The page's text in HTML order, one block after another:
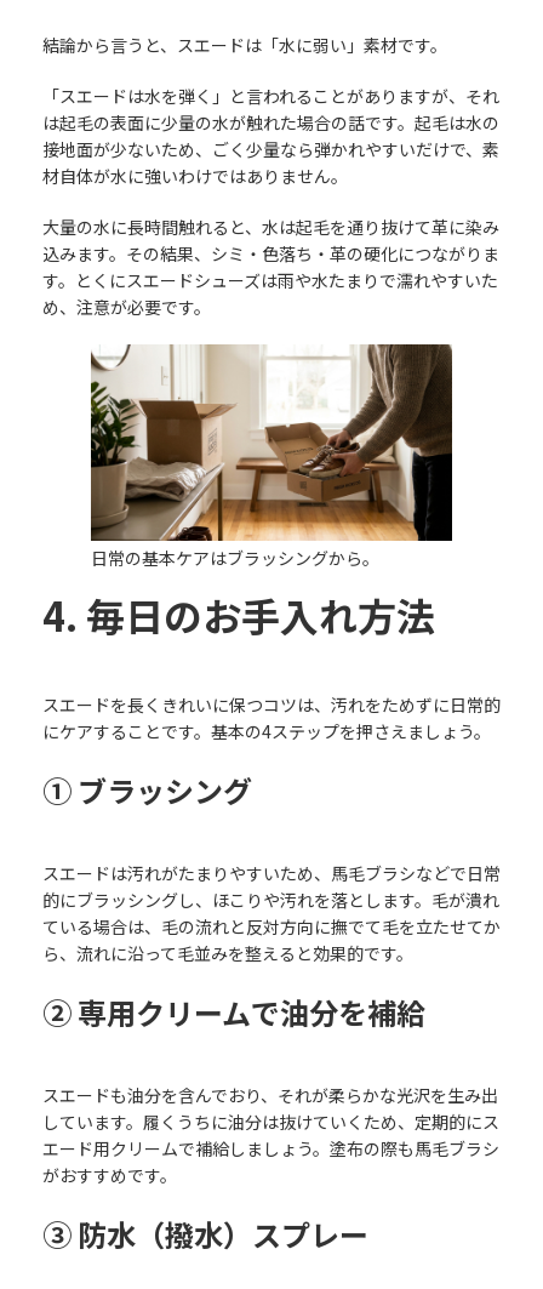
結論から言うと、スエードは「水に弱い」素材です。
「スエードは水を弾く」と言われることがありますが、それ
は起毛の表面に少量の水が触れた場合の話です。起毛は水の
接地面が少ないため、ごく少量なら弾かれやすいだけで、素
材自体が水に強いわけではありません。
大量の水に長時間触れると、水は起毛を通り抜けて革に染み
込みます。その結果、シミ・色落ち・革の硬化につながりま
す。とくにスエードシューズは雨や水たまりで濡れやすいた
め、注意が必要です。
日常の基本ケアはブラッシングから。
4. 毎日のお手入れ方法
スエードを長くきれいに保つコツは、汚れをためずに日常的
にケアすることです。基本の4ステップを押さえましょう。
① ブラッシング
スエードは汚れがたまりやすいため、馬毛ブラシなどで日常
的にブラッシングし、ほこりや汚れを落とします。毛が潰れ
ている場合は、毛の流れと反対方向に撫でて毛を立たせてか
ら、流れに沿って毛並みを整えると効果的です。
② 専用クリームで油分を補給
スエードも油分を含んでおり、それが柔らかな光沢を生み出
しています。履くうちに油分は抜けていくため、定期的にス
エード用クリームで補給しましょう。塗布の際も馬毛ブラシ
がおすすめです。
③ 防水（撥水）スプレー